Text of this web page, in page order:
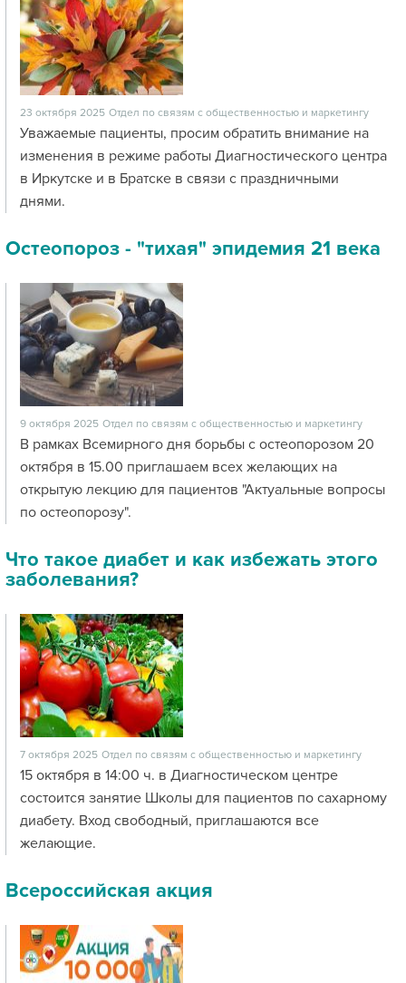
23 октября 2025 Отдел по связям с общественностью и маркетингу
Уважаемые пациенты, просим обратить внимание на
изменения в режиме работы Диагностического центра
в Иркутске и в Братске в связи с праздничными
днями.
Остеопороз - "тихая" эпидемия 21 века
9 октября 2025 Отдел по связям с общественностью и маркетингу
В рамках Всемирного дня борьбы с остеопорозом 20
октября в 15.00 приглашаем всех желающих на
открытую лекцию для пациентов "Актуальные вопросы
по остеопорозу".
Что такое диабет и как избежать этого
заболевания?
7 октября 2025 Отдел по связям с общественностью и маркетингу
15 октября в 14:00 ч. в Диагностическом центре
состоится занятие Школы для пациентов по сахарному
диабету. Вход свободный, приглашаются все
желающие.
Всероссийская акция